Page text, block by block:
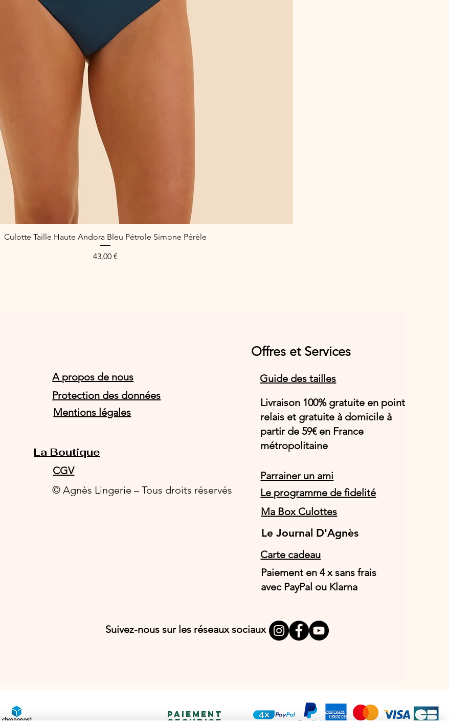
Aperçu rapide
Culotte Taille Haute Andora Bleu Pétrole Simone Pérèle
Prix
43,00 €
Offres et Services
A propos de nous
Protection des données
Mentions légales
Guide des tailles
Livraison 100% gratuite en point
relais et gratuite à domicile à
partir de 59€ en France
métropolitaine
CGV
Parrainer un ami
Le programme de fidelité
© Agnès Lingerie – Tous droits réservés
Ma Box Culottes
Le Journal D'Agnès
Le Journal D'Agnès
Carte cadeau
Paiement en 4 x sans frais
avec PayPal ou Klarna
Suivez-nous sur les réseaux sociaux
La Boutique
PAIEMENT